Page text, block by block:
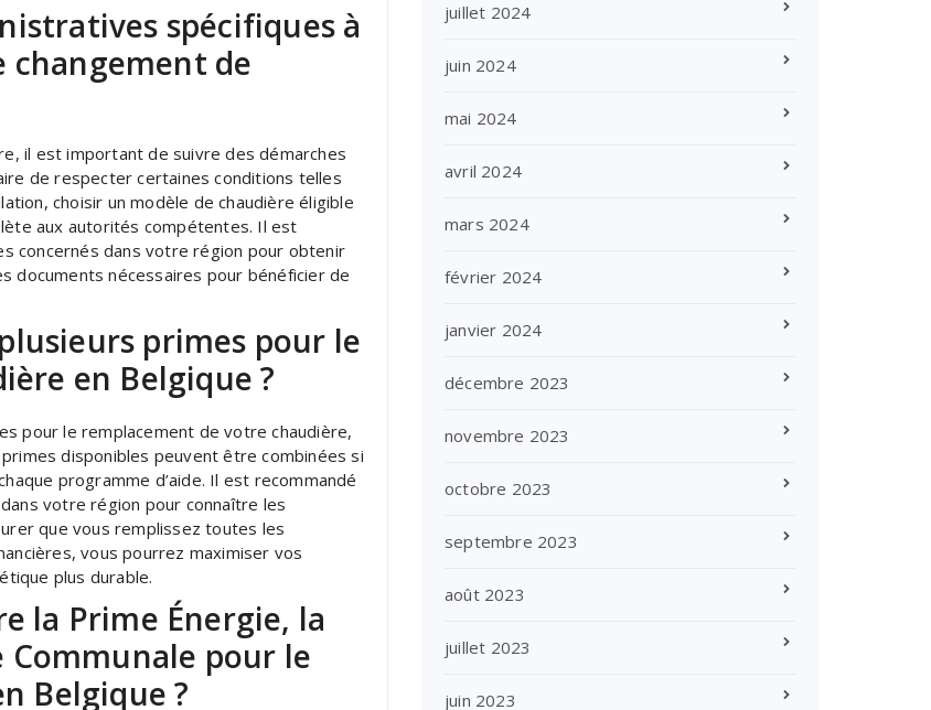
spécifiques à
de
il est important de suivre des démarches
de respecter certaines conditions telles
choisir un modèle de chaudière éligible
aux autorités compétentes. Il est
concernés dans votre région pour obtenir
documents nécessaires pour bénéficier de
primes pour le
en Belgique ?
pour le remplacement de votre chaudière,
disponibles peuvent être combinées si
programme d’aide. Il est recommandé
votre région pour connaître les
que vous remplissez toutes les
vous pourrez maximiser vos
plus durable.
la Prime Énergie, la
Communale pour le
Belgique ?
juillet 2024
juin 2024
mai 2024
avril 2024
mars 2024
février 2024
janvier 2024
décembre 2023
novembre 2023
octobre 2023
septembre 2023
août 2023
juillet 2023
juin 2023